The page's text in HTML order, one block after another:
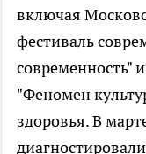
включая
фестиваль
современность"
"Феномен
здоровья. В